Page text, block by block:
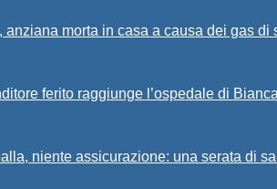
anziana morta in casa a causa dei gas di
ferito raggiunge l’ospedale di
niente assicurazione: una serata di